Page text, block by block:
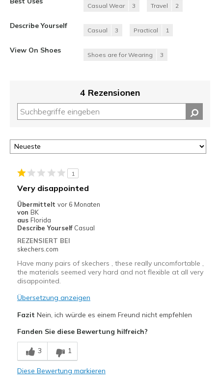
Casual Wear 3 Travel 2
Describe Yourself
Casual 3 Practical 1
View On Shoes
Shoes are for Wearing 3
4 Rezensionen
1
Very disappointed
Übermittelt vor 6 Monaten
von BK
aus Florida
Describe Yourself Casual
REZENSIERT BEI
skechers.com
Have many pairs of skechers , these really uncomfortable ,
the materials seemed very hard and not flexible at all very
disappointed.
Übersetzung anzeigen
Fazit Nein, ich würde es einem Freund nicht empfehlen
Fanden Sie diese Bewertung hilfreich?
3 1
Diese Bewertung markieren